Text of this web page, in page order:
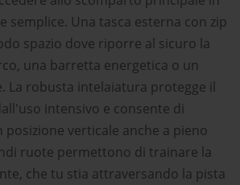
semplice. Una tasca esterna con zip
spazio dove riporre al sicuro la
una barretta energetica o un
La robusta intelaiatura protegge il
intensivo e consente di
posizione verticale anche a pieno
ruote permettono di trainare la
che tu stia attraversando la pista